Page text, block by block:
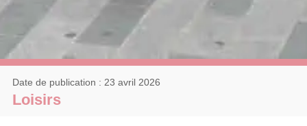
Loisirs
Date de publication : 23 avril 2026